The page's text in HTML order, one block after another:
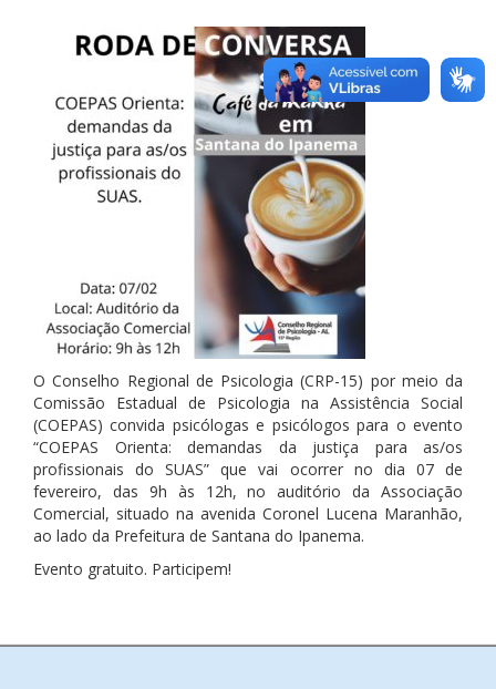
O Conselho Regional de Psicologia (CRP-15) por meio da
Comissão Estadual de Psicologia na Assistência Social
(COEPAS) convida psicólogas e psicólogos para o evento
“COEPAS Orienta: demandas da justiça para as/os
profissionais do SUAS” que vai ocorrer no dia 07 de
fevereiro, das 9h às 12h, no auditório da Associação
Comercial, situado na avenida Coronel Lucena Maranhão,
ao lado da Prefeitura de Santana do Ipanema.
Evento gratuito. Participem!